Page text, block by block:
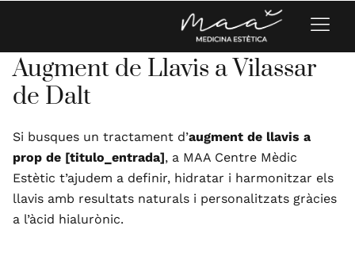
Augment de Llavis a Vilassar
de Dalt
Si busques un tractament d’augment de llavis a
prop de [titulo_entrada], a MAA Centre Mèdic
Estètic t’ajudem a definir, hidratar i harmonitzar els
llavis amb resultats naturals i personalitzats gràcies
a l’àcid hialurònic.